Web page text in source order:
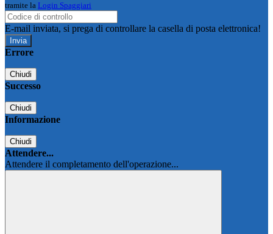
tramite la Login Spaggiari
E-mail inviata, si prega di controllare la casella di posta elettronica!
Errore
Chiudi
Successo
Chiudi
Informazione
Chiudi
Attendere...
Attendere il completamento dell'operazione...